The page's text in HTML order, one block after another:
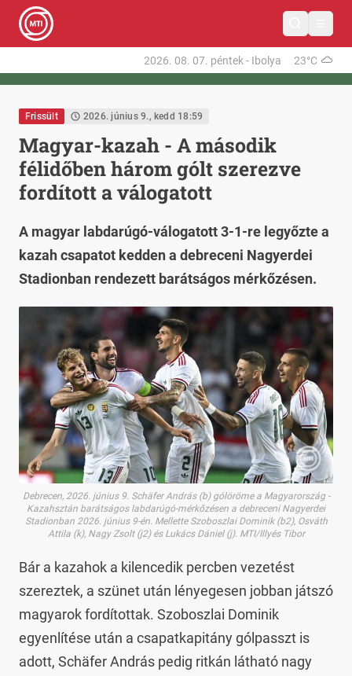
2026. 08. 07. péntek- Ibolya 23°C
Frissült 2026. június 9., kedd 18:59
Magyar-kazah - A második
félidőben három gólt szerezve
fordított a válogatott
A magyar labdarúgó-válogatott 3-1-re legyőzte a
kazah csapatot kedden a debreceni Nagyerdei
Stadionban rendezett barátságos mérkőzésen.
Debrecen, 2026. június 9. Schäfer András (b) gólöröme a Magyarország -
Kazahsztán barátságos labdarúgó-mérkőzésen a debreceni Nagyerdei
Stadionban 2026. június 9-én. Mellette Szoboszlai Dominik (b2), Osváth
Attila (k), Nagy Zsolt (j2) és Lukács Dániel (j). MTI/Illyés Tibor
Bár a kazahok a kilencedik percben vezetést
szereztek, a szünet után lényegesen jobban játszó
magyarok fordítottak. Szoboszlai Dominik
egyenlítése után a csapatkapitány gólpasszt is
adott, Schäfer András pedig ritkán látható nagy